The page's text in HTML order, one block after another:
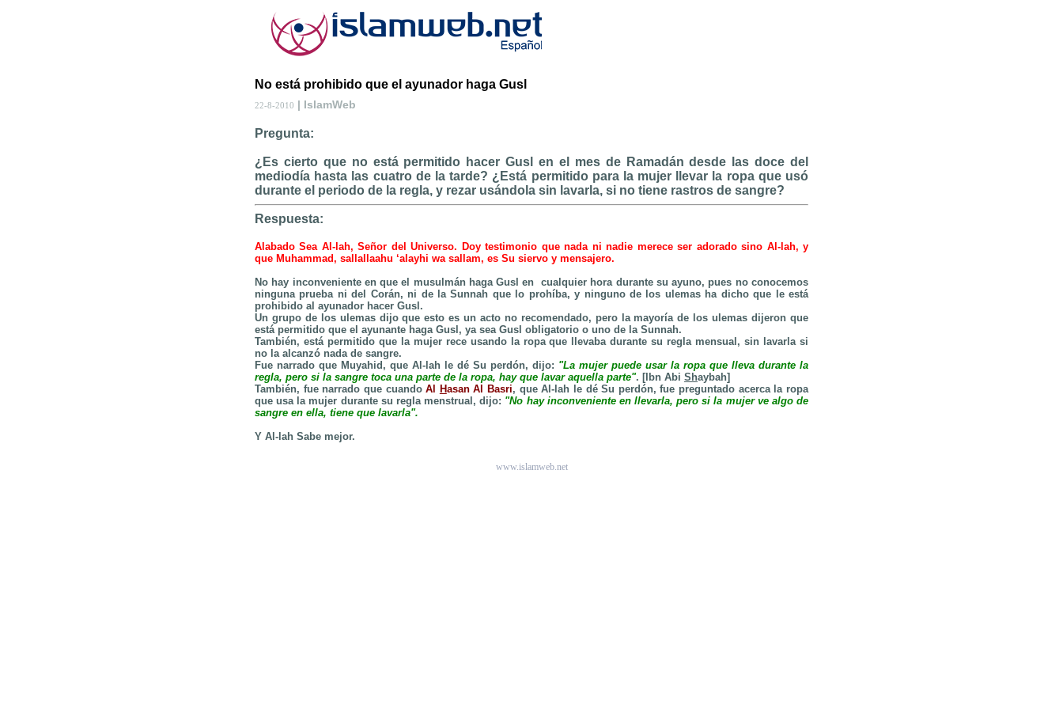
No está prohibido que el ayunador haga Gusl
22-8-2010 | IslamWeb
Pregunta:
¿Es cierto que no está permitido hacer Gusl en el mes de Ramadán desde las doce del
mediodía hasta las cuatro de la tarde? ¿Está permitido para la mujer llevar la ropa que usó
durante el periodo de la regla, y rezar usándola sin lavarla, si no tiene rastros de sangre?
Respuesta:
Alabado Sea Al-lah, Señor del Universo. Doy testimonio que nada ni nadie merece ser adorado sino Al-lah, y
que Muhammad, sallallaahu ‘alayhi wa sallam, es Su siervo y mensajero.
No hay inconveniente en que el musulmán haga Gusl en cualquier hora durante su ayuno, pues no conocemos
ninguna prueba ni del Corán, ni de la Sunnah que lo prohíba, y ninguno de los ulemas ha dicho que le está
prohibido al ayunador hacer Gusl.
Un grupo de los ulemas dijo que esto es un acto no recomendado, pero la mayoría de los ulemas dijeron que
está permitido que el ayunante haga Gusl, ya sea Gusl obligatorio o uno de la Sunnah.
También, está permitido que la mujer rece usando la ropa que llevaba durante su regla mensual, sin lavarla si
no la alcanzó nada de sangre.
Fue narrado que Muyahid, que Al-lah le dé Su perdón, dijo: "La mujer puede usar la ropa que lleva durante la
regla, pero si la sangre toca una parte de la ropa, hay que lavar aquella parte". [Ibn Abi Shaybah]
También, fue narrado que cuandoAl Hasan Al Basri, que Al-lah le dé Su perdón, fue preguntado acerca la ropa
que usa la mujer durante su regla menstrual, dijo: "No hay inconveniente en llevarla, pero si la mujer ve algo de
sangre en ella, tiene que lavarla".
Y Al-lah Sabe mejor.
www.islamweb.net